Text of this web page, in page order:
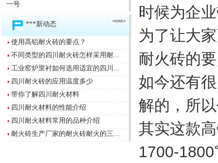
一号
***新动态
使用高铝耐火砖的要点？
不同类型的四川耐火砖怎样采用耐...
工业窑炉里衬如何选用适宜的四川...
四川耐火砖的应用温度多少
带你了解四川耐火材料
四川耐火材料的性能介绍
四川耐火材料常用的品种介绍
耐火砖生产厂家的耐火砖耐火的三...
时候为企
为了让大
耐火砖的
如今还有
解的，所
其实这款
1700-